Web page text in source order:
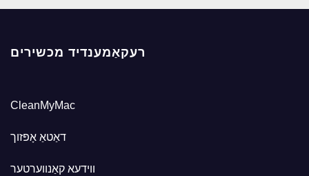
רעקאַמענדיד מכשירים
CleanMyMac
דאַטאַ אָפּזוך
ווידעא קאַנווערטער